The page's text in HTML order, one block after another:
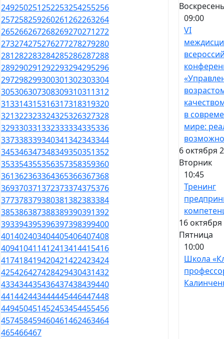
249250251252253254255256
257258259260261262263264
265266267268269270271272
273274275276277278279280
281282283284285286287288
289290291292293294295296
297298299300301302303304
305306307308309310311312
313314315316317318319320
321322323324325326327328
329330331332333334335336
337338339340341342343344
345346347348349350351352
353354355356357358359360
361362363364365366367368
369370371372373374375376
377378379380381382383384
385386387388389390391392
393394395396397398399400
401402403404405406407408
409410411412413414415416
417418419420421422423424
425426427428429430431432
433434435436437438439440
441442443444445446447448
449450451452453454455456
457458459460461462463464
465466467
09:00
VI
в
мире:
6 октября
Вторник
10:45
Тренинг
16
Пятница
10:00
Школа